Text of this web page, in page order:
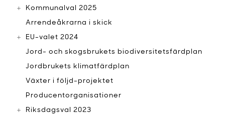
Kommunalval 2025
Arrendeåkrarna i skick
EU-valet 2024
Jord- och skogsbrukets biodiversitetsfärdplan
Jordbrukets klimatfärdplan
Växter i följd-projektet
Producentorganisationer
Riksdagsval 2023